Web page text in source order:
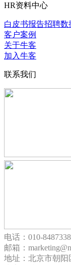
HR资料中心
白皮书报告招聘数
客户案例
关于牛客
加入牛客
联系我们
电话：010-
邮箱：
地址：北京市朝